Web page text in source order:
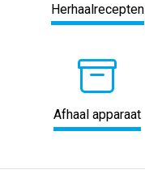
Herhaalrecepten
Afhaal apparaat